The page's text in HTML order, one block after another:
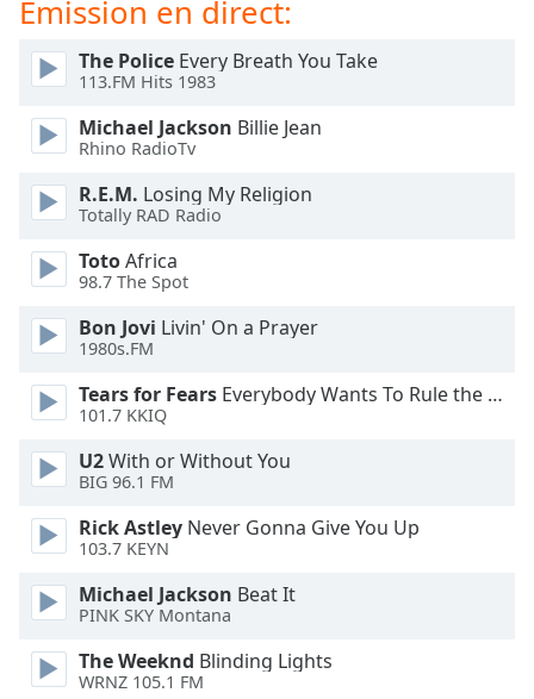
dialog
Escape
cancel
window.
Background
Color
Area
Background
Émission en direct:
The Police Every Breath You Take
113.FM Hits 1983
Michael Jackson Billie Jean
Rhino RadioTv
R.E.M. Losing My Religion
Totally RAD Radio
TotoAfrica
98.7 The Spot
Bon Jovi Livin' On a Prayer
1980s.FM
Tears for Fears Everybody Wants To Rule the World
101.7 KKIQ
U2With or Without You
BIG 96.1 FM
Rick Astley Never Gonna Give You Up
103.7 KEYN
Michael Jackson Beat It
PINK SKY Montana
The Weeknd Blinding Lights
WRNZ 105.1 FM